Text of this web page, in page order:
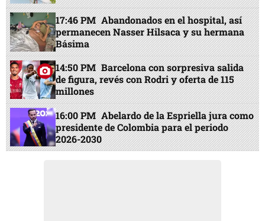
17:46 PM Abandonados en el hospital, así
permanecen Nasser Hilsaca y su hermana
Básima
14:50 PM Barcelona con sorpresiva salida
de figura, revés con Rodri y oferta de 115
millones
16:00 PM Abelardo de la Espriella jura como
presidente de Colombia para el periodo
2026-2030